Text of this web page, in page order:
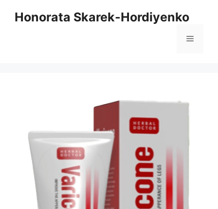
Honorata Skarek-Hordiyenko
Meniu